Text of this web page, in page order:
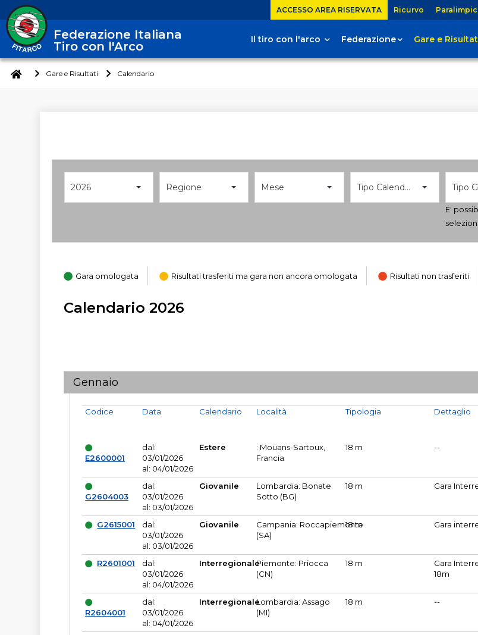
ACCESSO AREA RISERVATA Ricurvo
Federazione Italiana
Tiro con l'Arco
Il tiro con l'arco Federazione Gare e
Gare e Risultati Calendario
2026 Regione Mese Tipo Calendario Tipo
E'
Gara omologata Risultati trasferiti ma gara non ancora omologata Risultati non trasferiti
Calendario 2026
Gennaio
Codice
E2600001
Data
dal:
03/01/2026
al: 04/01/2026
Calendario
Estere
Località
: Mouans-Sartoux,
Francia
Tipologia
18 m
Dettaglio
--
G2604003
dal:
03/01/2026
al: 03/01/2026
Giovanile
Lombardia: Bonate
Sotto (BG)
18 m Gara
G2615001
dal:
03/01/2026
al: 03/01/2026
Giovanile
Campania: Roccapiemonte
(SA)
18 m Gara
R2601001
dal:
03/01/2026
al: 04/01/2026
InterregionalePiemonte: Priocca
(CN)
18 m
Gara
18m
R2604001
dal:
03/01/2026
al: 04/01/2026
InterregionaleLombardia: Assago
(MI)
18 m --